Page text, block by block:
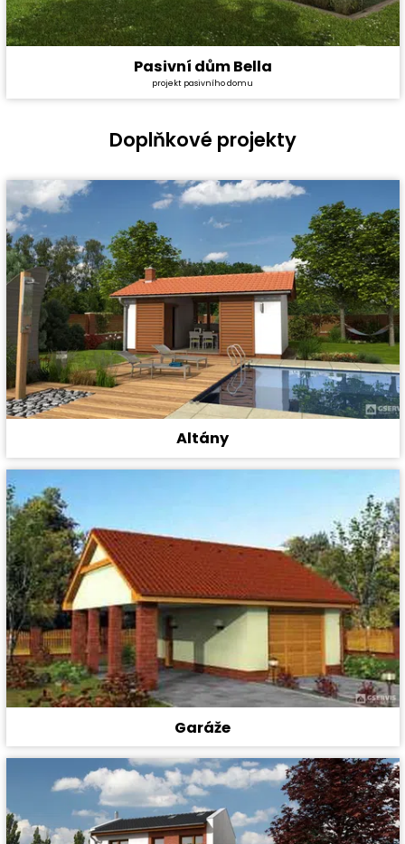
Cena stavby svépomocí:
Dispozice:
5+1
Pasivní dům Bella
projekt pasivního domu
Doplňkové projekty
Altány
Garáže